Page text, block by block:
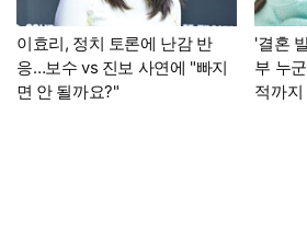
이효리, 정치 토론에 난감 반
응…보수 vs 진보 사연에 "빠지
면 안 될까요?"
'결혼
부 누
적까지